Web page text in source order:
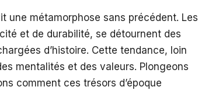
une métamorphose sans précédent. Les
et de durabilité, se détournent des
d’histoire. Cette tendance, loin
mentalités et des valeurs. Plongeons
comment ces trésors d’époque